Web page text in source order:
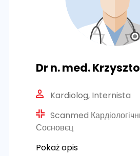
Dr n. med.
Kardiolog, Internista
Scanmed
Сосновєц
Pokaż opis